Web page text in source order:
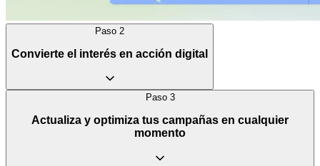
Paso 2
Convierte el interés en acción digital
hasta 100 000 personas al día. Al escanear un QR Code, tu
público pasa a la acción de inmediato, lo que hace que tu
Paso 3
Actualiza y optimiza tus campañas en cualquier
momento